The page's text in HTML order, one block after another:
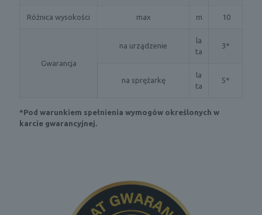
Różnica wysokości max m 10
Gwarancja
na urządzenie
la
ta
3*
na sprężarkę
la
ta
5*
*Pod warunkiem spełnienia wymogów określonych w
karcie gwarancyjnej.